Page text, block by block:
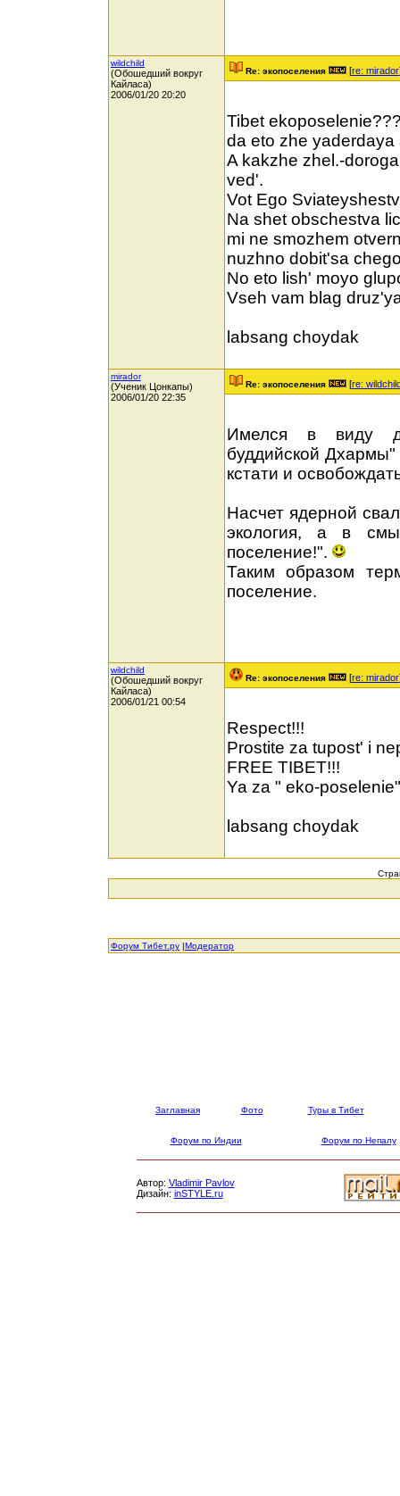
wildchild
(Обошедший вокруг
Кайласа)
2006/01/20 20:20
Re: экопоселения [re: mirador
Tibet
da eto zhe yaderdaya
A kakzhe zhel.-
ved'.
Vot Ego
Na shet obschestva
mi ne smozhem
nuzhno dobit'sa
No eto lish' moyo
Vseh vam blag
labsang choydak
mirador
(Ученик Цонкапы)
2006/01/20 22:35
Re: экопоселения [re:
Имелся в виду
буддийской
кстати и
Насчет ядерной
экология, а в
поселение!".
Таким образом
поселение.
wildchild
(Обошедший вокруг
Кайласа)
2006/01/21 00:54
Re: экопоселения [re: mirador
Respect!!!
Prostite za tupost' i
FREE TIBET!!!
Ya za " eko-
labsang choydak
Форум Тибет.ру |Модератор
Заглавная Фото Туры в Тибет
Форум по Индии Форум по Непалу
Автор: Vladimir Pavlov
Дизайн: inSTYLE.ru